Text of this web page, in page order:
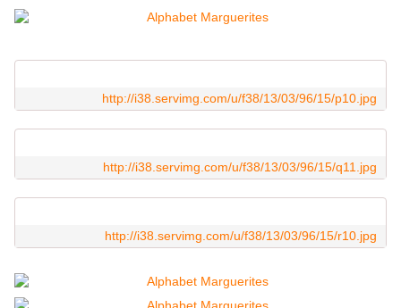
http://i38.servimg.com/u/f38/13/03/96/15/p10.jpg
http://i38.servimg.com/u/f38/13/03/96/15/q11.jpg
http://i38.servimg.com/u/f38/13/03/96/15/r10.jpg